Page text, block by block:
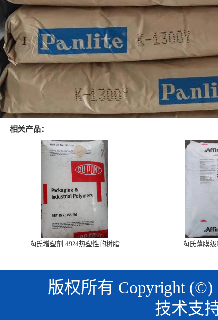
相关产品：
陶氏增塑剂 4924热塑性的树脂 陶氏薄膜级
版权所有 Copyright
技术支